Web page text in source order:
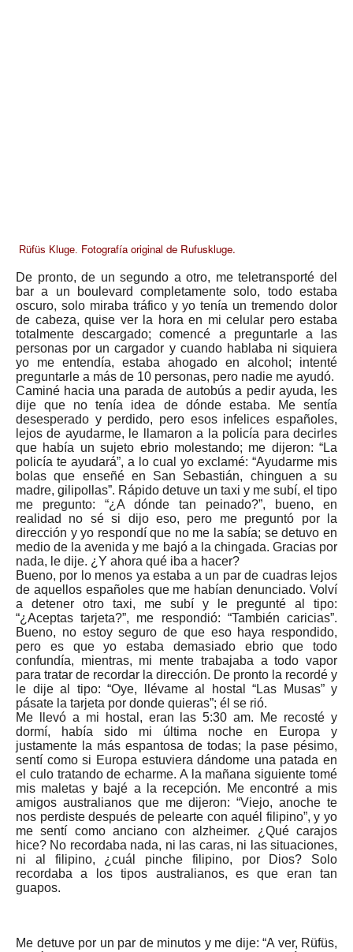
Rüfüs Kluge. Fotografía original de Rufuskluge.
De pronto, de un segundo a otro, me teletransporté del
bar a un boulevard completamente solo, todo estaba
oscuro, solo miraba tráfico y yo tenía un tremendo dolor
de cabeza, quise ver la hora en mi celular pero estaba
totalmente descargado; comencé a preguntarle a las
personas por un cargador y cuando hablaba ni siquiera
yo me entendía, estaba ahogado en alcohol; intenté
preguntarle a más de 10 personas, pero nadie me ayudó.
Caminé hacia una parada de autobús a pedir ayuda, les
dije que no tenía idea de dónde estaba. Me sentía
desesperado y perdido, pero esos infelices españoles,
lejos de ayudarme, le llamaron a la policía para decirles
que había un sujeto ebrio molestando; me dijeron: “La
policía te ayudará”, a lo cual yo exclamé: “Ayudarme mis
bolas que enseñé en San Sebastián, chinguen a su
madre, gilipollas”. Rápido detuve un taxi y me subí, el tipo
me pregunto: “¿A dónde tan peinado?”, bueno, en
realidad no sé si dijo eso, pero me preguntó por la
dirección y yo respondí que no me la sabía; se detuvo en
medio de la avenida y me bajó a la chingada. Gracias por
nada, le dije. ¿Y ahora qué iba a hacer?
Bueno, por lo menos ya estaba a un par de cuadras lejos
de aquellos españoles que me habían denunciado. Volví
a detener otro taxi, me subí y le pregunté al tipo:
“¿Aceptas tarjeta?”, me respondió: “También caricias”.
Bueno, no estoy seguro de que eso haya respondido,
pero es que yo estaba demasiado ebrio que todo
confundía, mientras, mi mente trabajaba a todo vapor
para tratar de recordar la dirección. De pronto la recordé y
le dije al tipo: “Oye, llévame al hostal “Las Musas” y
pásate la tarjeta por donde quieras”; él se rió.
Me llevó a mi hostal, eran las 5:30 am. Me recosté y
dormí, había sido mi última noche en Europa y
justamente la más espantosa de todas; la pase pésimo,
sentí como si Europa estuviera dándome una patada en
el culo tratando de echarme. A la mañana siguiente tomé
mis maletas y bajé a la recepción. Me encontré a mis
amigos australianos que me dijeron: “Viejo, anoche te
nos perdiste después de pelearte con aquél filipino”, y yo
me sentí como anciano con alzheimer. ¿Qué carajos
hice? No recordaba nada, ni las caras, ni las situaciones,
ni al filipino, ¿cuál pinche filipino, por Dios? Solo
recordaba a los tipos australianos, es que eran tan
guapos.
Me detuve por un par de minutos y me dije: “A ver, Rüfüs,